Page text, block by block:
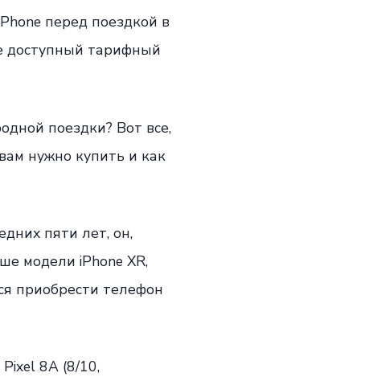
перед поездкой в
доступный тарифный
поездки? Вот все,
нужно купить и как
пяти лет, он,
модели iPhone XR,
приобрести телефон
8A (8/10,